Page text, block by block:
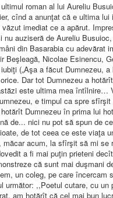
roman al lui Aureliu
cînd a anunţat că e ultima
imediat ce a apărut.
nu auziseră de Aureliu
din Basarabia cu adevărat
Beşleagă, Nicolae Esinencu,
(„Aşa a făcut Dumnezeu,
Dar tot Dumnezeu a
este ultima mea întîlnire…
e timpul ca spre
Dumnezeu în prima lui
de... nici nu pot să spun de
de tot ceea ce este viaţa
acum, la sfîrşit să mi
a fi mai puţin prieteni
că sunt mai duşmani
un coleg, pe care încercam
următor: ,,Poetul cutare, cu
am hotărît că cel mai bun